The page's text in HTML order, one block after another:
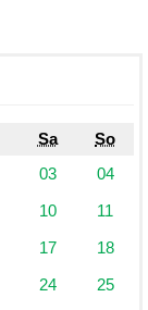
Sa
So
03
04
10
11
17
18
24
25